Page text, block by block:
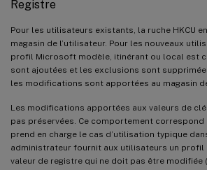
Registre
Pour les utilisateurs existants, la ruche HKCU
magasin de l’utilisateur. Pour les nouveaux
profil Microsoft modèle, itinérant ou local est
sont ajoutées et les exclusions sont
les modifications sont apportées au magasin
Les modifications apportées aux valeurs de
pas préservées. Ce comportement
prend en charge le cas d’utilisation typique
administrateur fournit aux utilisateurs un profil
valeur de registre qui ne doit pas être modifiée